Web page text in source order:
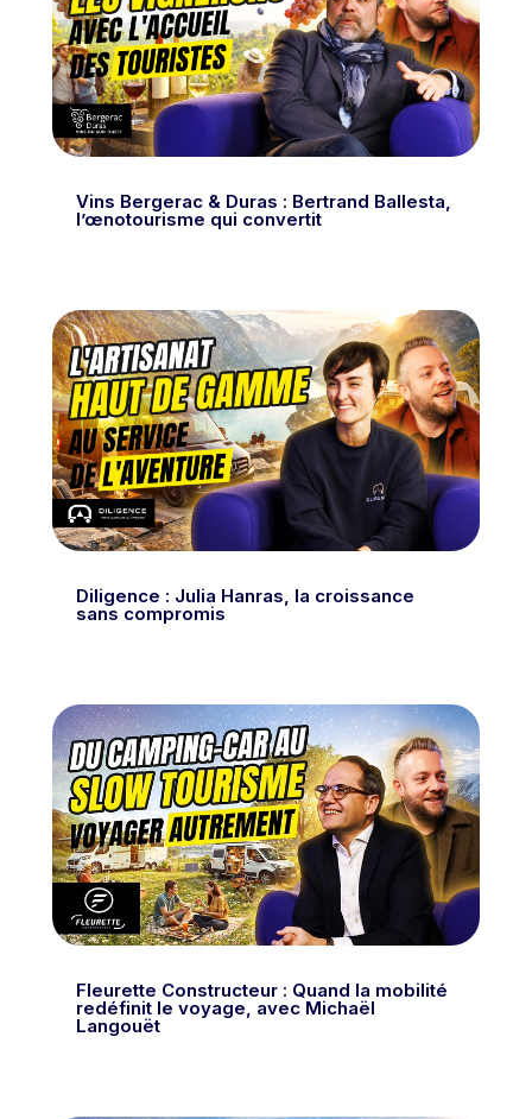
Vins Bergerac & Duras : Bertrand Ballesta,
l’œnotourisme qui convertit
Diligence : Julia Hanras, la croissance
sans compromis
Fleurette Constructeur : Quand la mobilité
redéfinit le voyage, avec Michaël
Langouët